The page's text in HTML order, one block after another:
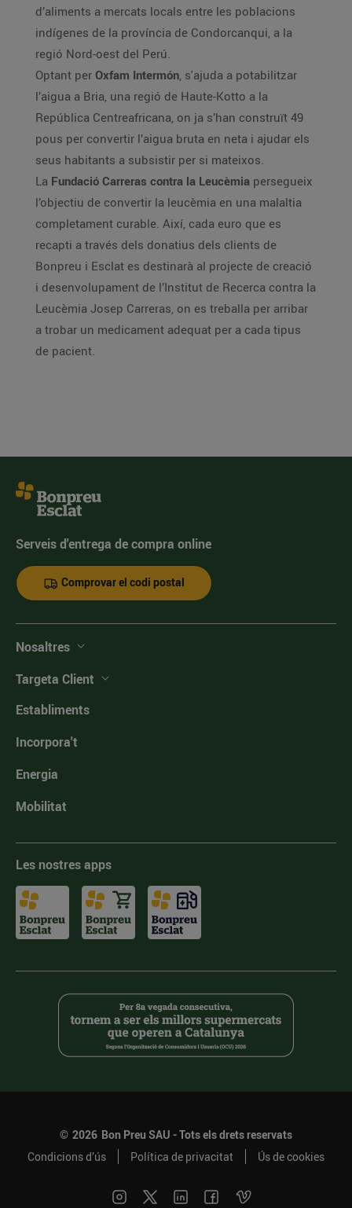
d’aliments a mercats locals entre les poblacions
indígenes de la província de Condorcanqui, a la
regió Nord-oest del Perú.
Optant per Oxfam Intermón, s'ajuda a potabilitzar
l’aigua a Bria, una regió de Haute-Kotto a la
República Centreafricana, on ja s’han construït 49
pous per convertir l’aigua bruta en neta i ajudar els
seus habitants a subsistir per si mateixos.
La Fundació Carreras contra la Leucèmia persegueix
l’objectiu de convertir la leucèmia en una malaltia
completament curable. Així, cada euro que es
recapti a través dels donatius dels clients de
Bonpreu i Esclat es destinarà al projecte de creació
i desenvolupament de l’Institut de Recerca contra la
Leucèmia Josep Carreras, on es treballa per arribar
a trobar un medicament adequat per a cada tipus
de pacient.
Serveis d'entrega de compra online
Comprovar el codi postal
Nosaltres
Targeta Client
Establiments
Incorpora't
Energia
Mobilitat
Les nostres apps
© 2026 Bon Preu SAU - Tots els drets reservats
Condicions d’ús
Política de privacitat Ús de cookies